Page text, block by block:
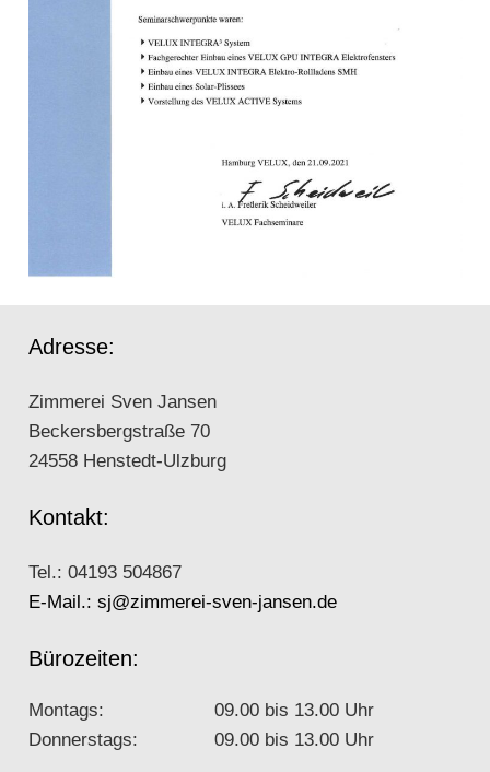
Adresse:
Zimmerei Sven Jansen
Beckersbergstraße 70
24558 Henstedt-Ulzburg
Kontakt:
Tel.: 04193 504867
E-Mail.: sj@zimmerei-sven-jansen.de
Bürozeiten:
Montags:
Donnerstags:
09.00 bis 13.00 Uhr
09.00 bis 13.00 Uhr